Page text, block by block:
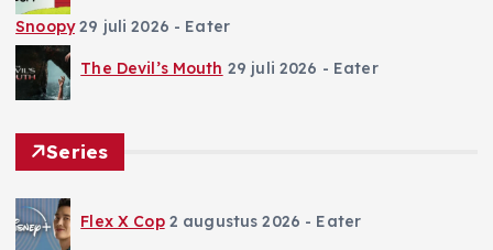
Snoopy 29 juli 2026 - Eater
The Devil’s Mouth 29 juli 2026 - Eater
Series
Flex X Cop 2 augustus 2026 - Eater